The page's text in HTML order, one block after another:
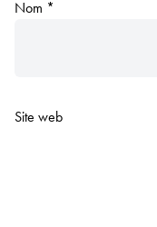
Nom *
Site web